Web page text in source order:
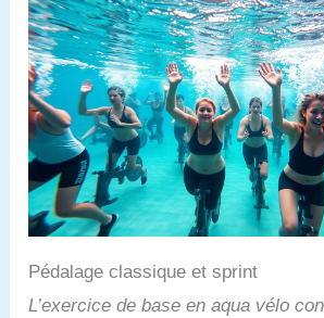
Pédalage classique et sprint
L’exercice de base en aqua vélo